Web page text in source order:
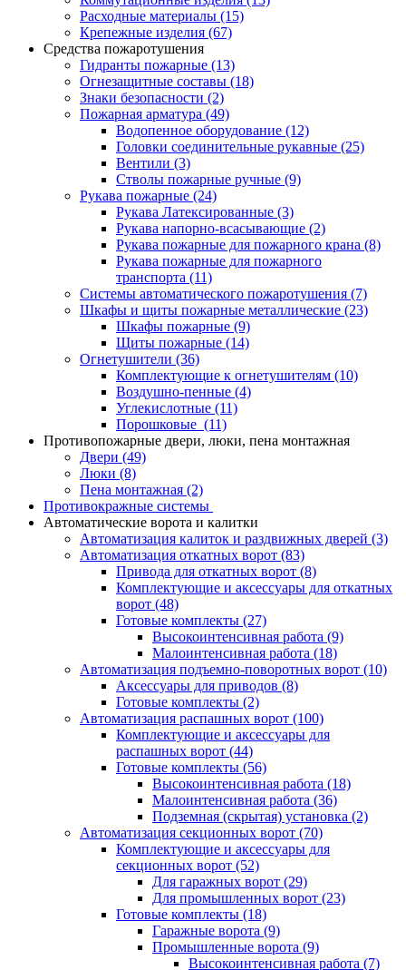
Расходные материалы (15)
Крепежные изделия (67)
Средства пожаротушения
Гидранты пожарные (13)
Огнезащитные составы (18)
Знаки безопасности (2)
Пожарная арматура (49)
Водопенное оборудование (12)
Головки соединительные рукавные (25)
Вентили (3)
Стволы пожарные ручные (9)
Рукава пожарные (24)
Рукава Латексированные (3)
Рукава напорно-всасывающие (2)
Рукава пожарные для пожарного крана (8)
Рукава пожарные для пожарного
транспорта (11)
Системы автоматического пожаротушения (7)
Шкафы и щиты пожарные металлические (23)
Шкафы пожарные (9)
Щиты пожарные (14)
Огнетушители (36)
Комплектующие к огнетушителям (10)
Воздушно-пенные (4)
Углекислотные (11)
Порошковые (11)
Противопожарные двери, люки, пена монтажная
Двери (49)
Люки (8)
Пена монтажная (2)
Противокражные системы
Автоматические ворота и калитки
Автоматизация калиток и раздвижных дверей (3)
Автоматизация откатных ворот (83)
Привода для откатных ворот (8)
Комплектующие и аксессуары для откатных
ворот (48)
Готовые комплекты (27)
Высокоинтенсивная работа (9)
Малоинтенсивная работа (18)
Автоматизация подъемно-поворотных ворот (10)
Аксессуары для приводов (8)
Готовые комплекты (2)
Автоматизация распашных ворот (100)
Комплектующие и аксессуары для
распашных ворот (44)
Готовые комплекты (56)
Высокоинтенсивная работа (18)
Малоинтенсивная работа (36)
Подземная (скрытая) установка (2)
Автоматизация секционных ворот (70)
Комплектующие и аксессуары для
секционных ворот (52)
Для гаражных ворот (29)
Для промышленных ворот (23)
Готовые комплекты (18)
Гаражные ворота (9)
Промышленные ворота (9)
Высокоинтенсивная работа (7)